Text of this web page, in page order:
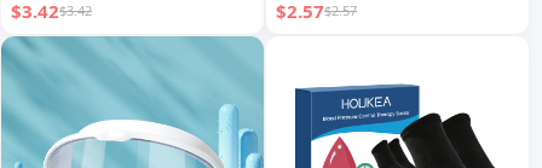
$3.42$3.42 $2.57$2.57